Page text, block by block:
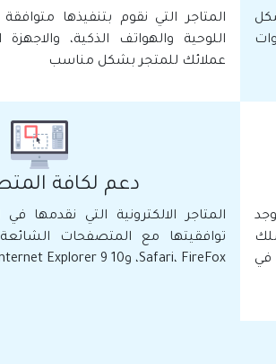
المتاجر التي نقوم بتنفيذها
اللوحية والهواتف الذكية،
عملائك للمتجر بشكل مناسب
في
دعم لكافة
المتاجر الالكترونية التي نقدمها في
Safari، FireFox، و10 Internet Explorer 9.